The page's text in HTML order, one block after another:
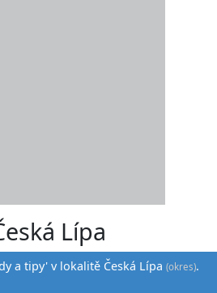
Lípa
a tipy' v lokalitě Česká Lípa(okres).